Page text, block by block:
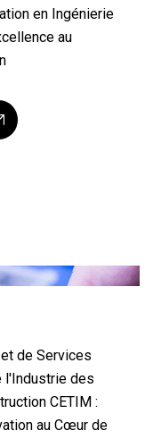
en Ingénierie
au
de Services
l'Industrie des
CETIM :
au Cœur de